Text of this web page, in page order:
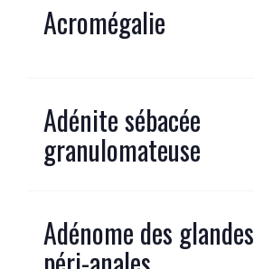
Acromégalie
Adénite sébacée
granulomateuse
Adénome des glandes